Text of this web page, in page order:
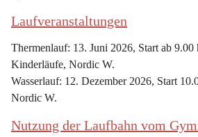
Laufveranstaltungen
Thermenlauf: 13. Juni 2026, Start ab
Kinderläufe, Nordic W.
Wasserlauf: 12. Dezember 2026, Start
Nordic W.
Nutzung der Laufbahn vom